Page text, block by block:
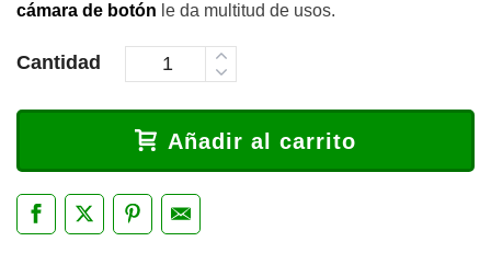
cámara de botón le da multitud de usos.
Cantidad
Añadir al carrito